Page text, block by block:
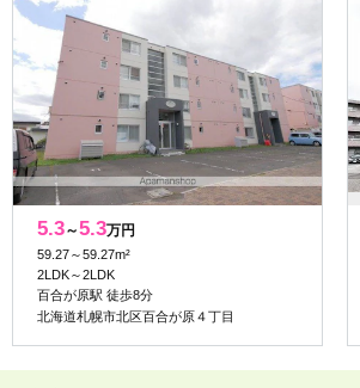
5.3～5.3万円
59.27～59.27m²
2LDK～2LDK
百合が原駅 徒歩8分
北海道札幌市北区百合が原４丁目